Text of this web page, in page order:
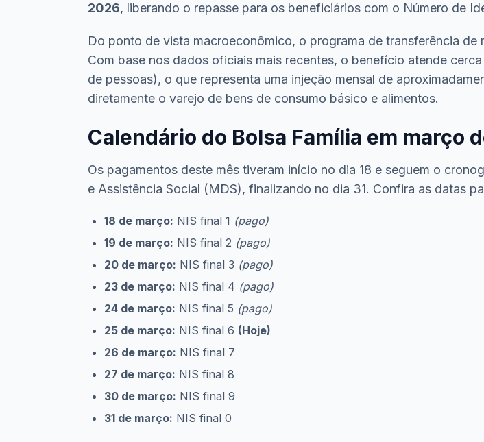
2026, liberando o repasse para os beneficiários com o Número de
Do ponto de vista macroeconômico, o programa de transferência
Com base nos dados oficiais mais recentes, o benefício atende
de pessoas), o que representa uma injeção mensal de
diretamente o varejo de bens de consumo básico e alimentos.
Calendário do Bolsa Família em março
Os pagamentos deste mês tiveram início no dia 18 e seguem o
e Assistência Social (MDS), finalizando no dia 31. Confira as datas
18 de março: NIS final 1 (pago)
19 de março: NIS final 2 (pago)
20 de março: NIS final 3 (pago)
23 de março: NIS final 4 (pago)
24 de março: NIS final 5 (pago)
25 de março: NIS final 6 (Hoje)
26 de março: NIS final 7
27 de março: NIS final 8
30 de março: NIS final 9
31 de março: NIS final 0